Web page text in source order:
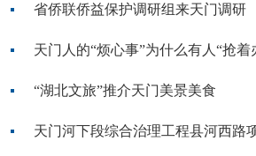
省侨联侨益保护调研组来天门调研
天门人的“烦心事”为什么有人“抢着
“湖北文旅”推介天门美景美食
天门河下段综合治理工程县河西路